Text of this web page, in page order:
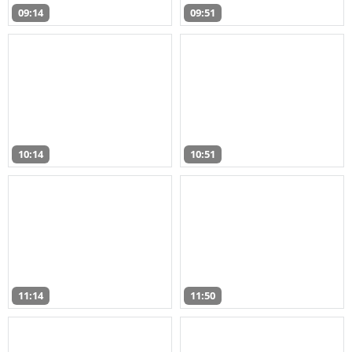
09:14 09:51
10:14 10:51
11:14 11:50